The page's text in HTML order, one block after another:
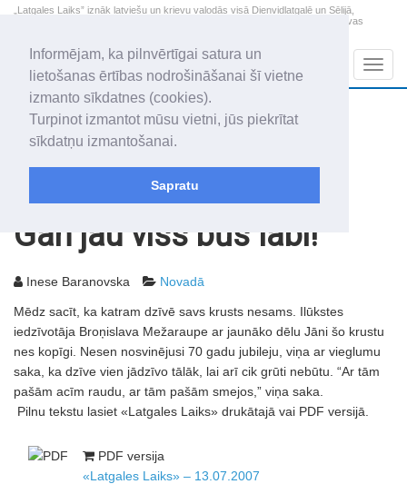
Informējam, ka pilnvērtīgai satura un
lietošanas ērtības nodrošināšanai šī vietne
izmanto sīkdatnes (cookies).
Turpinot izmantot mūsu vietni, jūs piekrītat
sīkdatņu izmantošanai.
Sapratu
„Latgales Laiks” iznāk latviešu un krievu valodās visā Dienvidlatgalē un Sēlijā,
„Latgales Laiks” latviešu valodā aptver Daugavpils valstspilsētu, Augšdaugavas
2026. gada 9. augusts
Svētdiena
Genovefa, Genoveva, Madara
+10.6
Gan jau viss būs labi!
Inese Baranovska Novadā
Mēdz sacīt, ka katram dzīvē savs krusts nesams. Ilūkstes
iedzīvotāja Broņislava Mežaraupe ar jaunāko dēlu Jāni šo krustu
nes kopīgi. Nesen nosvinējusi 70 gadu jubileju, viņa ar vieglumu
saka, ka dzīve vien jādzīvo tālāk, lai arī cik grūti nebūtu. “Ar tām
pašām acīm raudu, ar tām pašām smejos,” viņa saka.
Pilnu tekstu lasiet «Latgales Laiks» drukātajā vai PDF versijā.
PDF versija
«Latgales Laiks» – 13.07.2007